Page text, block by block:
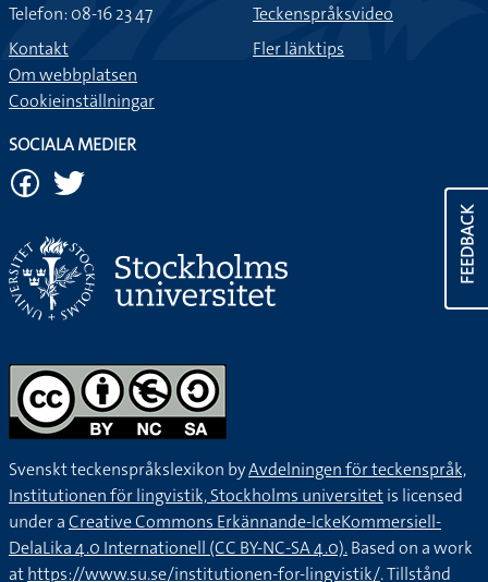
FEEDBACK
Telefon: 08-16 23 47
Kontakt
Om webbplatsen
Cookieinställningar
Teckenspråksvideo
Fler länktips
SOCIALA MEDIER
Svenskt teckenspråkslexikon byAvdelningen för teckenspråk,
Institutionen för lingvistik, Stockholms universitetis licensed
under aCreative Commons Erkännande-IckeKommersiell-
DelaLika 4.0 Internationell (CC BY-NC-SA 4.0).Based on a work
athttps://www.su.se/institutionen-for-lingvistik/. Tillstånd